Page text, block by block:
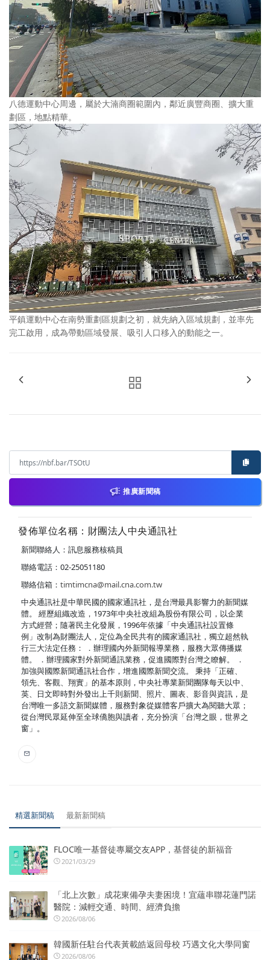
八德運動中心周邊，屬於大湳商圈範圍內，鄰近廣豐商圈、擴大重
劃區，地點精華。
平鎮運動中心在南勢重劃區規劃之初，就先納入區域規劃，並率先
完工啟用，成為帶動區域發展、吸引人口移入的動能之一。
推廣新聞稿
發佈單位名稱：財團法人中央通訊社
新聞聯絡人：訊息服務核稿員
聯絡電話：02-25051180
聯絡信箱： timtimcna@mail.cna.com.tw
中央通訊社是中華民國的國家通訊社，是台灣最具影響力的新聞媒
體。 經歷組織改造，1973年中央社改組為股份有限公司，以企業
方式經營；隨著民主化發展，1996年依據「中央通訊社設置條
例」改制為財團法人，定位為全民共有的國家通訊社，獨立超然執
行三大法定任務： ．辦理國內外新聞報導業務，服務大眾傳播媒
體。 ．辦理國家對外新聞通訊業務，促進國際對台灣之瞭解。 ．
加強與國際新聞通訊社合作，增進國際新聞交流。 秉持「正確、
領先、客觀、翔實」的基本原則，中央社專業新聞團隊每天以中、
英、日文即時對外發出上千則新聞、照片、圖表、影音與資訊，是
台灣唯一多語文新聞媒體，服務對象從媒體客戶擴大為閱聽大眾；
從台灣民眾延伸至全球僑胞與讀者，充分扮演「台灣之眼，世界之
窗」。
精選新聞稿 最新新聞稿
FLOC唯一基督徒專屬交友APP，基督徒的新福音
2021/03/29
「北上次數」成花東備孕夫妻困境！宜蘊串聯花蓮門諾
醫院：減輕交通、時間、經濟負擔
2026/08/06
韓國新任駐台代表黃載皓返回母校 巧遇文化大學同窗
2026/08/06